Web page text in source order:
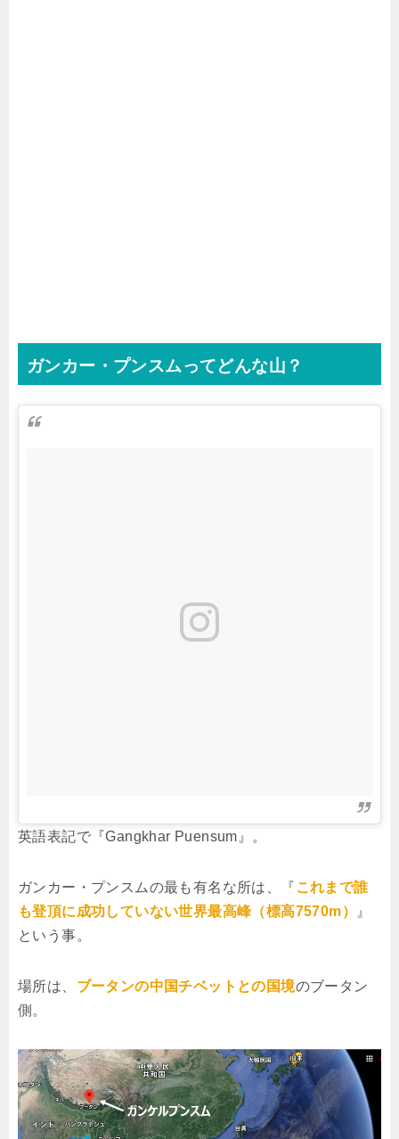
ガンカー・プンスムってどんな山？
英語表記で『Gangkhar Puensum』。
ガンカー・プンスムの最も有名な所は、『これまで誰
も登頂に成功していない世界最高峰（標高7570m）
』
という事。
場所は、 ブータンの中国チベットとの国境のブータン
側。